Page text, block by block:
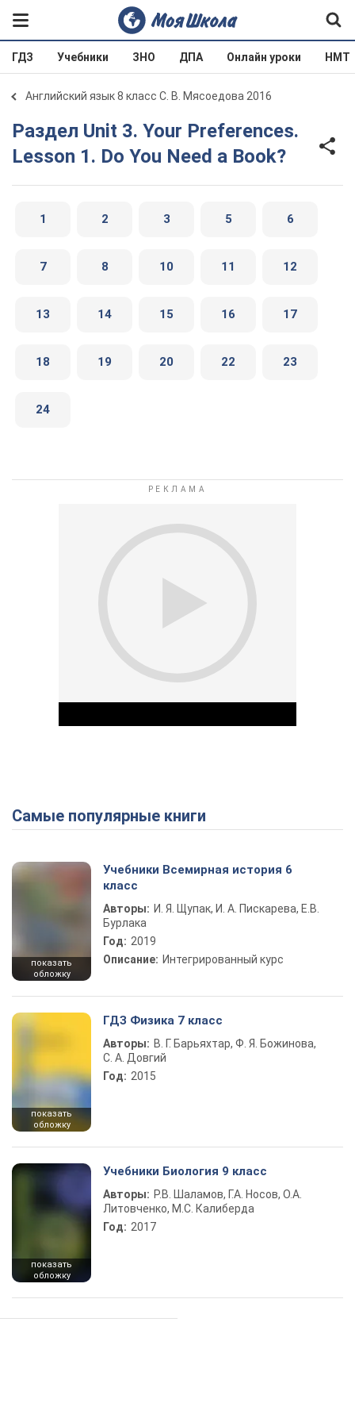
ГДЗ Учебники ЗНО ДПА Онлайн уроки НМТ
Английский язык 8 класс С. В. Мясоедова 2016
Раздел Unit 3. Your Preferences.
Lesson 1. Do You Need a Book?
1 2 3 5 6
7 8 10 11 12
13 14 15 16 17
18 19 20 22 23
24
Play Video
Самые популярные книги
показать
обложку
Учебники Всемирная история 6
класс
Авторы: И. Я. Щупак, И. А. Пискарева, Е.В.
Бурлака
Год: 2019
Описание: Интегрированный курс
показать
обложку
ГДЗ Физика 7 класс
Авторы: В. Г. Барьяхтар, Ф. Я. Божинова,
С. А. Довгий
Год: 2015
показать
обложку
Учебники Биология 9 класс
Авторы: Р.В. Шаламов, Г.А. Носов, О.А.
Литовченко, М.С. Калиберда
Год: 2017